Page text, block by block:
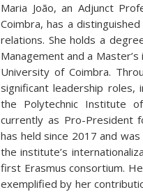
Maria João, an Adjunct
Coimbra, has a
relations. She holds a
Management and a
University of Coimbra.
significant leadership roles,
the Polytechnic Institute
currently as Pro-President
has held since 2017 and
the institute’s
first Erasmus consortium.
exemplified by her